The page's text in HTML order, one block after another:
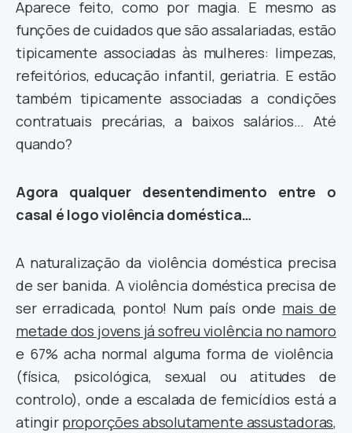
Aparece feito, como por magia. E mesmo as
funções de cuidados que são assalariadas, estão
tipicamente associadas às mulheres: limpezas,
refeitórios, educação infantil, geriatria. E estão
também tipicamente associadas a condições
contratuais precárias, a baixos salários… Até
quando?
Agora qualquer desentendimento entre o
casal é logo violência doméstica…
A naturalização da violência doméstica precisa
de ser banida. A violência doméstica precisa de
ser erradicada, ponto! Num país onde mais de
metade dos jovens já sofreu violência no namoro
e 67% acha normal alguma forma de violência
(física, psicológica, sexual ou atitudes de
controlo), onde a escalada de femicídios está a
atingir proporções absolutamente assustadoras,